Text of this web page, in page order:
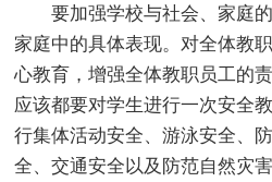
要加强学校与社会、家庭
家庭中的具体表现。对全体教
心教育，增强全体教职员工的
应该都要对学生进行一次安全
行集体活动安全、游泳安全、
全、交通安全以及防范自然灾